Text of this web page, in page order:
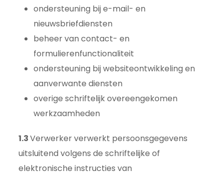
ondersteuning bij e-mail- en
nieuwsbriefdiensten
beheer van contact- en
formulierenfunctionaliteit
ondersteuning bij websiteontwikkeling en
aanverwante diensten
overige schriftelijk overeengekomen
werkzaamheden
1.3Verwerker verwerkt persoonsgegevens
uitsluitend volgens de schriftelijke of
elektronische instructies van